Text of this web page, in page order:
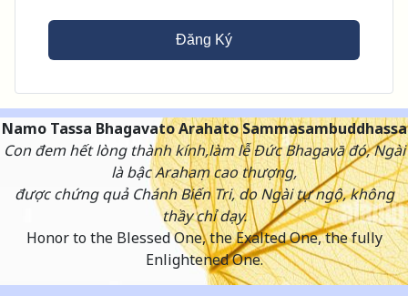
Đăng Ký
Namo Tassa Bhagavato Arahato Sammasambuddhassa
Con đem hết lòng thành kính,làm lễ Đức Bhagavā đó, Ngài
là bậc Arahaṃ cao thượng,
được chứng quả Chánh Biến Tri, do Ngài tự ngộ, không
thầy chỉ dạy.
Honor to the Blessed One, the Exalted One, the fully
Enlightened One.